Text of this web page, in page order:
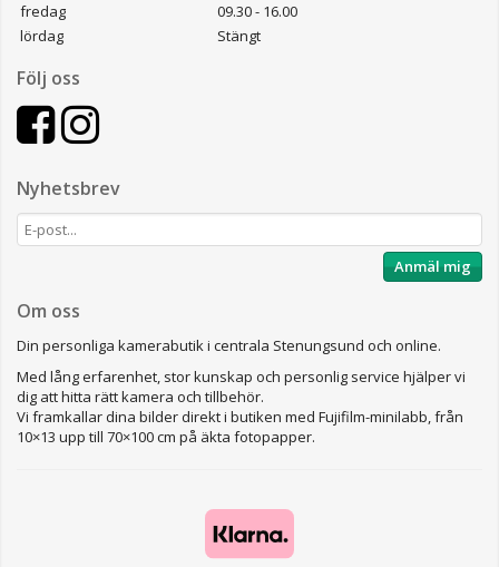
fredag
09.30 - 16.00
lördag
Stängt
Följ oss
Nyhetsbrev
Anmäl mig
Om oss
Din personliga kamerabutik i centrala Stenungsund och online.
Med lång erfarenhet, stor kunskap och personlig service hjälper vi
dig att hitta rätt kamera och tillbehör.
Vi framkallar dina bilder direkt i butiken med Fujifilm-minilabb, från
10×13 upp till 70×100 cm på äkta fotopapper.